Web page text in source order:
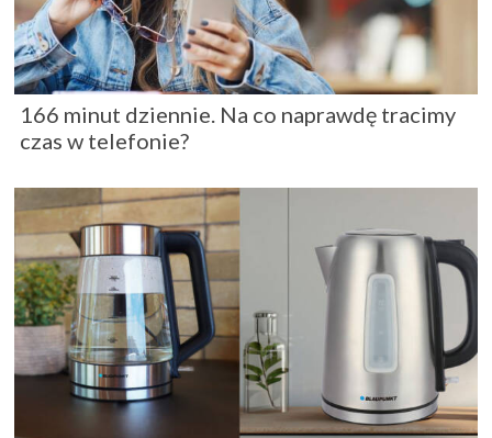
166 minut dziennie. Na co naprawdę tracimy
czas w telefonie?